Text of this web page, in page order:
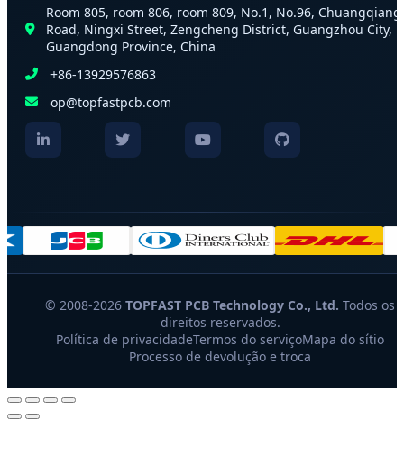
Room 805, room 806, room 809, No.1, No.96, Chuangqiang
Road, Ningxi Street, Zengcheng District, Guangzhou City,
Guangdong Province, China
+86-13929576863
op@topfastpcb.com
© 2008-2026 TOPFAST PCB Technology Co., Ltd. Todos os
direitos reservados.
Política de privacidadeTermos do serviçoMapa do sítio
Processo de devolução e troca